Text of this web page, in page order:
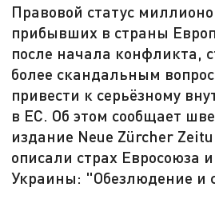
Правовой статус
прибывших в страны
после начала конфликта,
более скандальным
привести к серьёзному
в ЕС. Об этом сообщает
издание Neue Zürcher
описали страх Евросоюза
Украины: "Обезлюдение и